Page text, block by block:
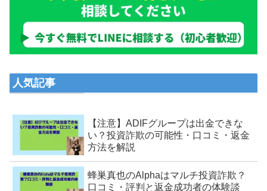
人気記事
【注意】ADIFグループは出金できな
い？投資詐欺の可能性・口コミ・返金
方法を解説
蜂巣真也のAlphaはマルチ投資詐欺？
口コミ・評判と返金成功者の体験談